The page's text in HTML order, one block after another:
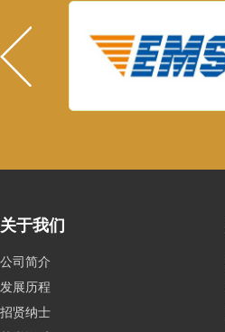
关于我们
公司简介
发展历程
招贤纳士